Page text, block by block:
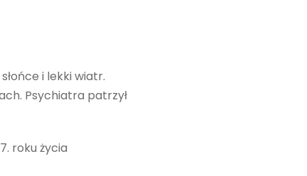
i lekki wiatr.
Psychiatra patrzył
roku życia